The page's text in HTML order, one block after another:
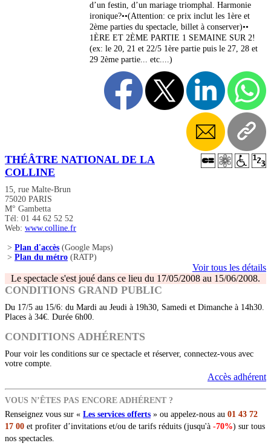
d’un festin, d’un mariage triomphal. Harmonie
ironique?••(Attention: ce prix inclut les 1ère et
2ème parties du spectacle, billet à conserver)••
1ÈRE ET 2ÈME PARTIE 1 SEMAINE SUR 2!
(ex: le 20, 21 et 22/5 1ère partie puis le 27, 28 et
29 2ème partie... etc....)
THÉÂTRE NATIONAL DE LA
COLLINE
15, rue Malte-Brun
75020 PARIS
M° Gambetta
Tél: 01 44 62 52 52
Web: www.colline.fr
> Plan d'accès (Google Maps)
> Plan du métro (RATP)
Voir tous les détails
Le spectacle s'est joué dans ce lieu du 17/05/2008 au 15/06/2008.
CONDITIONS GRAND PUBLIC
Du 17/5 au 15/6: du Mardi au Jeudi à 19h30, Samedi et Dimanche à 14h30.
Places à 34€. Durée 6h00.
CONDITIONS ADHÉRENTS
Pour voir les conditions sur ce spectacle et réserver, connectez-vous avec
votre compte.
Accès adhérent
VOUS N’ÊTES PAS ENCORE ADHÉRENT ?
Renseignez vous sur « Les services offerts » ou appelez-nous au 01 43 72
17 00 et profiter d’invitations et/ou de tarifs réduits (jusqu'à -70%) sur tous
nos spectacles.